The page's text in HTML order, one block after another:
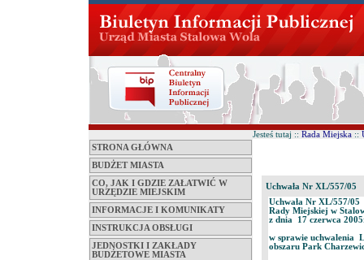
STRONA GŁÓWNA
BUDŻET MIASTA
CO, JAK I GDZIE ZAŁATWIĆ W
URZĘDZIE MIEJSKIM
INFORMACJE I KOMUNIKATY
INSTRUKCJA OBSŁUGI
JEDNOSTKI I ZAKŁADY
BUDŻETOWE MIASTA
Jesteś tutaj :: Rada Miejska ::
Uchwała Nr XL/557/05
Uchwała Nr XL/557/05
Rady Miejskiej w
z dnia 17 czerwca
w sprawie uchwalenia
obszaru Park